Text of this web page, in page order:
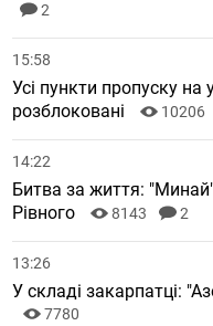
2
15:58
Усі пункти пропуску на
розблоковані
10206
14:22
Битва за життя:
Рівного
8143 2
13:26
У складі закарпатці:
7780